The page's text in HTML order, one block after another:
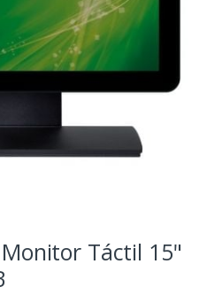
Monitor Táctil 15"